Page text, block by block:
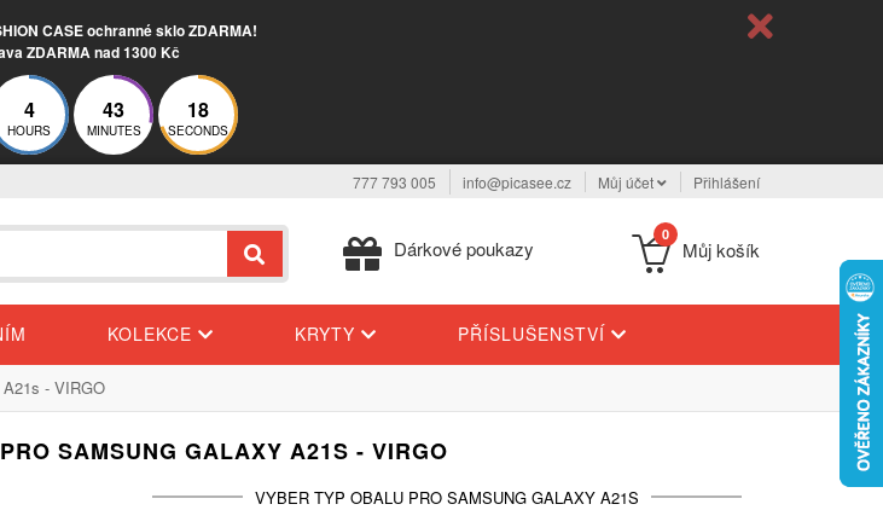
CASE ochranné sklo ZDARMA!
ZDARMA nad 1300 Kč
4
HOURS
43
MINUTES
17
SECONDS
777 793 005 info@picasee.cz Můj účet Přihlášení
Dárkové poukazy
0
Můj košík
KOLEKCE KRYTY PŘÍSLUŠENSTVÍ
- VIRGO
SAMSUNG GALAXY A21S - VIRGO
VYBER TYP OBALU PRO SAMSUNG GALAXY A21S